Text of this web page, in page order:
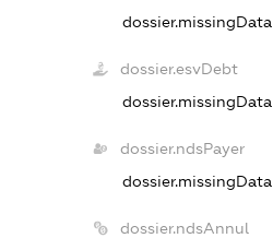
dossier.missingData
dossier.esvDebt
dossier.missingData
dossier.ndsPayer
dossier.missingData
dossier.ndsAnnul